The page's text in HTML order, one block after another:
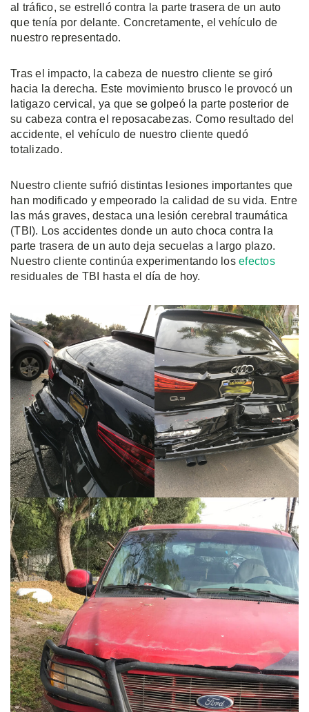
al tráfico, se estrelló contra la parte trasera de un auto
que tenía por delante. Concretamente, el vehículo de
nuestro representado.
Tras el impacto, la cabeza de nuestro cliente se giró
hacia la derecha. Este movimiento brusco le provocó un
latigazo cervical, ya que se golpeó la parte posterior de
su cabeza contra el reposacabezas. Como resultado del
accidente, el vehículo de nuestro cliente quedó
totalizado.
Nuestro cliente sufrió distintas lesiones importantes que
han modificado y empeorado la calidad de su vida. Entre
las más graves, destaca una lesión cerebral traumática
(TBI). Los accidentes donde un auto choca contra la
parte trasera de un auto deja secuelas a largo plazo.
Nuestro cliente continúa experimentando los efectos
residuales de TBI hasta el día de hoy.